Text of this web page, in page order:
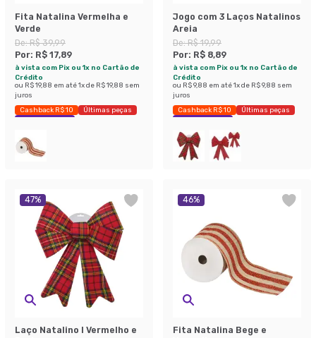
Fita Natalina Vermelha e
Verde
De:R$ 39,99
Por: R$ 17,89
à vista com Pix ou 1x no Cartão de
Crédito
ou R$ 19,88 em até1x de R$ 19,88 sem
juros
Cashback R$ 10
Últimas peças
Economize 55%
Jogo com 3 Laços Natalinos
Areia
De:R$ 19,99
Por: R$ 8,89
à vista com Pix ou 1x no Cartão de
Crédito
ou R$ 9,88 em até1x de R$ 9,88 sem
juros
Cashback R$ 10
Últimas peças
Economize 55%
47%
Laço Natalino I Vermelho e
46%
Fita Natalina Bege e